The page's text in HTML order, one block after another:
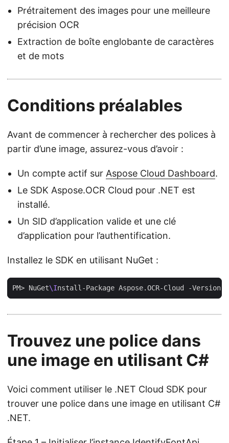
Prétraitement des images pour une meilleure
précision OCR
Extraction de boîte englobante de caractères
et de mots
Conditions préalables
Avant de commencer à rechercher des polices à
partir d’une image, assurez-vous d’avoir :
Un compte actif sur Aspose Cloud Dashboard.
Le SDK Aspose.OCR Cloud pour .NET est
installé.
Un SID d’application valide et une clé
d’application pour l’authentification.
Installez le SDK en utilisant NuGet :
PM> NuGet\I
Trouvez une police dans
une image en utilisant C#
Voici comment utiliser le .NET Cloud SDK pour
trouver une police dans une image en utilisant C#
.NET.